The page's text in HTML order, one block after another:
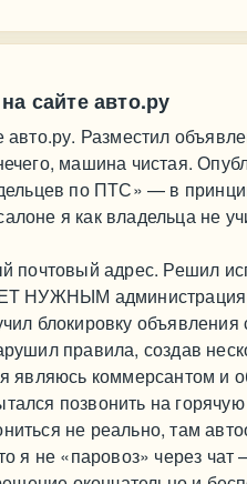
сайте авто.ру
авто.ру. Разместил
машина чистая.
по ПТС» — в
я как владельца не
почтовый адрес. Решил
НУЖНЫМ администрация
блокировку объявления
правила, создав
являюсь коммерсантом и
позвонить на
не реально, там
я не «паровоз» через